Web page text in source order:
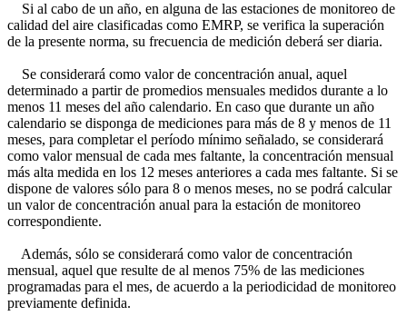
Si al cabo de un año, en alguna de las estaciones de monitoreo de
calidad del aire clasificadas como EMRP, se verifica la superación
de la presente norma, su frecuencia de medición deberá ser diaria.
Se considerará como valor de concentración anual, aquel
determinado a partir de promedios mensuales medidos durante a lo
menos 11 meses del año calendario. En caso que durante un año
calendario se disponga de mediciones para más de 8 y menos de 11
meses, para completar el período mínimo señalado, se considerará
como valor mensual de cada mes faltante, la concentración mensual
más alta medida en los 12 meses anteriores a cada mes faltante. Si se
dispone de valores sólo para 8 o menos meses, no se podrá calcular
un valor de concentración anual para la estación de monitoreo
correspondiente.
Además, sólo se considerará como valor de concentración
mensual, aquel que resulte de al menos 75% de las mediciones
programadas para el mes, de acuerdo a la periodicidad de monitoreo
previamente definida.